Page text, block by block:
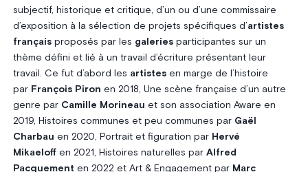
subjectif, historique et critique, d’un ou d’une commissaire
d’exposition à la sélection de projets spécifiques d’artistes
françaisproposés par les galeriesparticipantes sur un
thème défini et lié à un travail d’écriture présentant leur
travail. Ce fut d’abord les artistesen marge de l’histoire
par François Piron en 2018, Une scène française d’un autre
genre par Camille Morineau et son association Aware en
2019, Histoires communes et peu communes par Gaël
Charbau en 2020, Portrait et figuration par Hervé
Mikaeloffen 2021, Histoires naturelles parAlfred
Pacquement en 2022 et Art & Engagement par Marc